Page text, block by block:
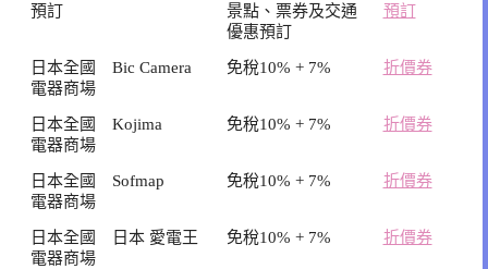
預訂
景點、票券及交通
優惠預訂
預訂
日本全國
電器商場
Bic Camera 免稅10% + 7% 折價券
日本全國
電器商場
Kojima 免稅10% + 7% 折價券
日本全國
電器商場
Sofmap 免稅10% + 7% 折價券
日本全國
電器商場
日本 愛電王 免稅10% + 7% 折價券